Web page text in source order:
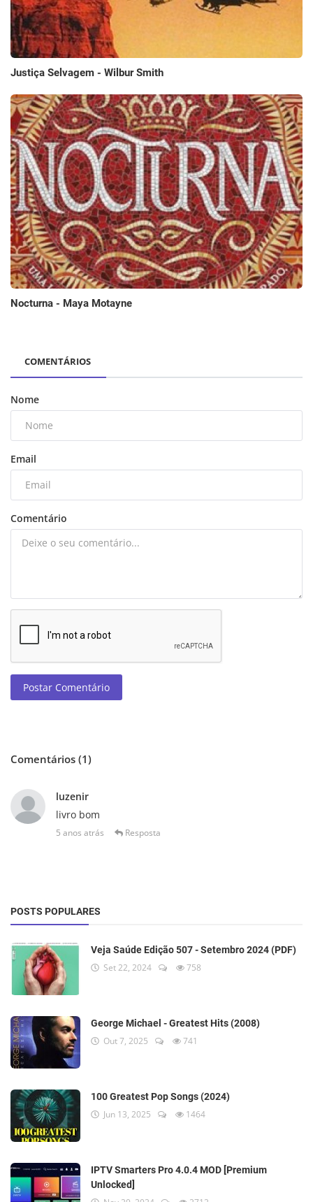
Justiça Selvagem - Wilbur Smith
Nocturna - Maya Motayne
COMENTÁRIOS
Nome
Email
Comentário
Postar Comentário
Comentários (1)
luzenir
livro bom
5 anos atrás Resposta
POSTS POPULARES
Veja Saúde Edição 507 - Setembro 2024 (PDF)
Set 22, 2024 758
George Michael - Greatest Hits (2008)
Out 7, 2025 741
100 Greatest Pop Songs (2024)
Jun 13, 2025 1464
IPTV Smarters Pro 4.0.4 MOD [Premium
Unlocked]